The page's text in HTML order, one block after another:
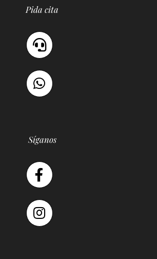
Pida cita
Síganos